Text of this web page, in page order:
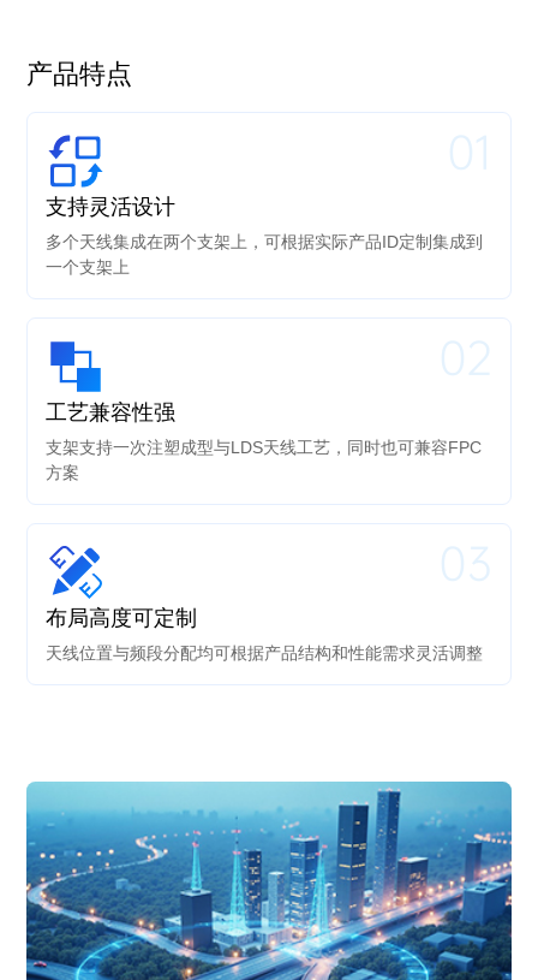
产品特点
支持灵活设计
多个天线集成在两个支架上，可根据实际产品ID定制集成到
一个支架上
01
工艺兼容性强
支架支持一次注塑成型与LDS天线工艺，同时也可兼容FPC
方案
02
布局高度可定制
天线位置与频段分配均可根据产品结构和性能需求灵活调整
03